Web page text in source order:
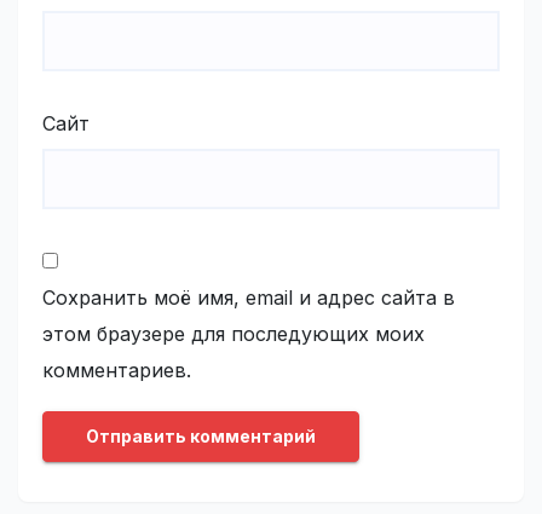
Сайт
Сохранить моё имя, email и адрес сайта в
этом браузере для последующих моих
комментариев.